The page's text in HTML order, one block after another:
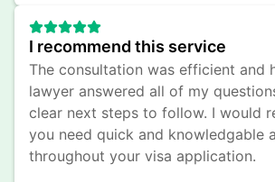
I recommend this service
The consultation was efficient and
lawyer answered all of my
clear next steps to follow. I would
you need quick and knowledgable
throughout your visa application.